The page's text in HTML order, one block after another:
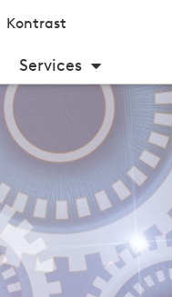
Kontrast
Services